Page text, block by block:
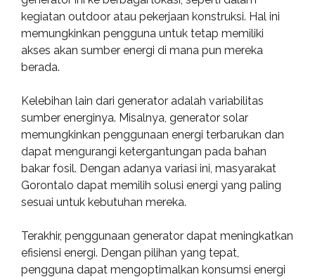
kegiatan outdoor atau pekerjaan konstruksi. Hal ini
memungkinkan pengguna untuk tetap memiliki
akses akan sumber energi di mana pun mereka
berada.
Kelebihan lain dari generator adalah variabilitas
sumber energinya. Misalnya, generator solar
memungkinkan penggunaan energi terbarukan dan
dapat mengurangi ketergantungan pada bahan
bakar fosil. Dengan adanya variasi ini, masyarakat
Gorontalo dapat memilih solusi energi yang paling
sesuai untuk kebutuhan mereka.
Terakhir, penggunaan generator dapat meningkatkan
efisiensi energi. Dengan pilihan yang tepat,
pengguna dapat mengoptimalkan konsumsi energi